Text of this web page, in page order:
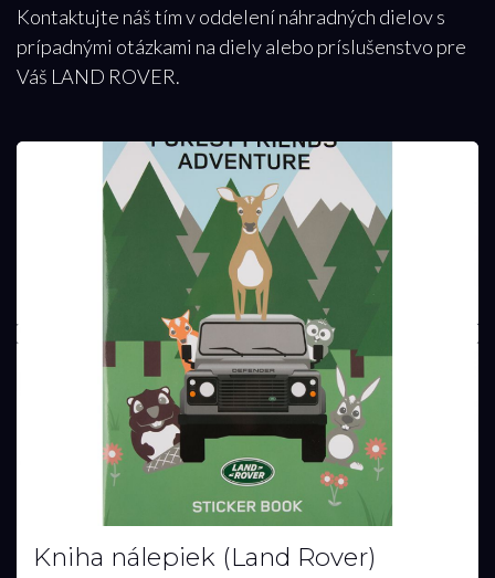
Kontaktujte náš tím v oddelení náhradných dielov s
prípadnými otázkami na diely alebo príslušenstvo pre
Váš LAND ROVER.
Kniha nálepiek (Land Rover)